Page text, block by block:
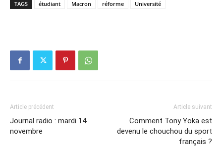
TAGS étudiant Macron réforme Université
Article précédent
Journal radio : mardi 14
novembre
Article suivant
Comment Tony Yoka est
devenu le chouchou du sport
français ?